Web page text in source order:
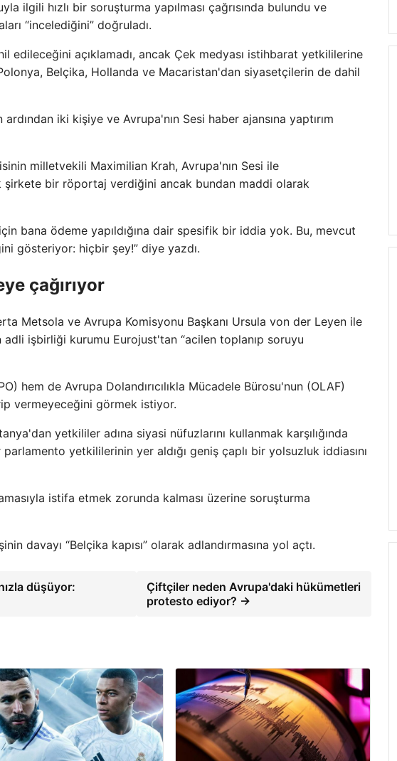
ilgili hızlı bir soruşturma yapılması çağrısında bulundu ve
“incelediğini” doğruladı.
edileceğini açıklamadı, ancak Çek medyası istihbarat yetkililerine
Belçika, Hollanda ve Macaristan'dan siyasetçilerin de dahil
iki kişiye ve Avrupa'nın Sesi haber ajansına yaptırım
milletvekili Maximilian Krah, Avrupa'nın Sesi ile
şirkete bir röportaj verdiğini ancak bundan maddi olarak
bana ödeme yapıldığına dair spesifik bir iddia yok. Bu, mevcut
gösteriyor: hiçbir şey!” diye yazdı.
çağırıyor
Metsola ve Avrupa Komisyonu Başkanı Ursula von der Leyen ile
işbirliği kurumu Eurojust'tan “acilen toplanıp soruyu
hem de Avrupa Dolandırıcılıkla Mücadele Bürosu'nun (OLAF)
vermeyeceğini görmek istiyor.
yetkililer adına siyasi nüfuzlarını kullanmak karşılığında
yetkililerinin yer aldığı geniş çaplı bir yolsuzluk iddiasını
istifa etmek zorunda kalması üzerine soruşturma
davayı “Belçika kapısı” olarak adlandırmasına yol açtı.
düşüyor:
Çiftçiler neden Avrupa'daki hükümetleri
protesto ediyor? →